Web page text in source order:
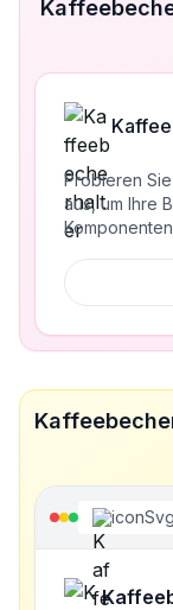
Probieren
aus, um Ihre